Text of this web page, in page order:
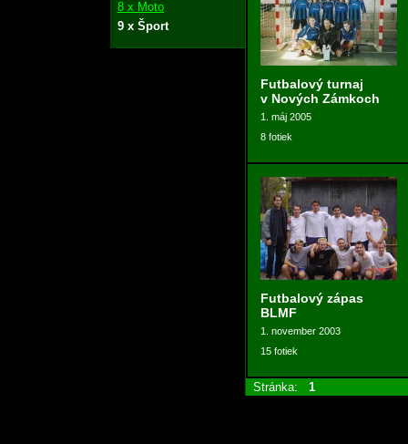
8 x Moto
9 x Šport
Futbalový turnaj
v Nových Zámkoch
1. máj 2005
8 fotiek
Futbalový zápas
BLMF
1. november 2003
15 fotiek
Stránka: 1